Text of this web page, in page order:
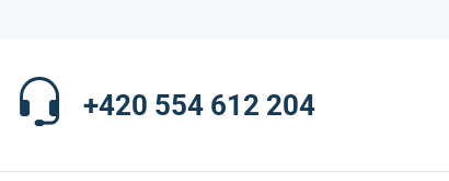
+420 554 612 204